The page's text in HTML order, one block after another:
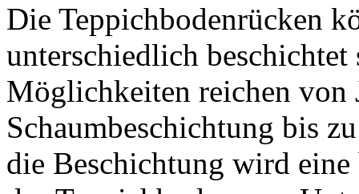
Die Teppichbodenrücken
unterschiedlich beschichtet
Möglichkeiten reichen von
Schaumbeschichtung bis
die Beschichtung wird eine